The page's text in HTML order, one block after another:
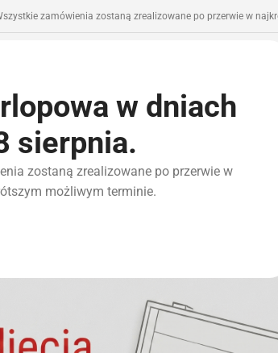
w dniach
sierpnia.
zostaną zrealizowane po przerwie w
możliwym terminie.
zamówienia zostaną zrealizowane po przerwie w
HPAWyposażenie Taktyczne